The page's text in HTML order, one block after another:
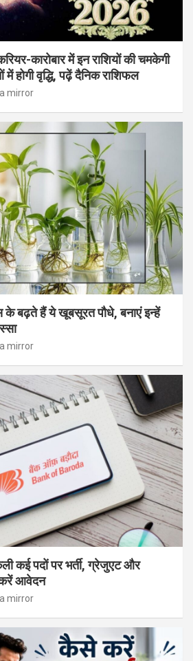
कारोबार में इन राशियों की चमकेगी
होगी वृद्धि, पढ़ें दैनिक राशिफल
mirror
के बढ़ते हैं ये खूबसूरत पौधे, बनाएं इन्‍हें
mirror
कई पदों पर भर्ती, ग्रेजुएट और
आवेदन
mirror